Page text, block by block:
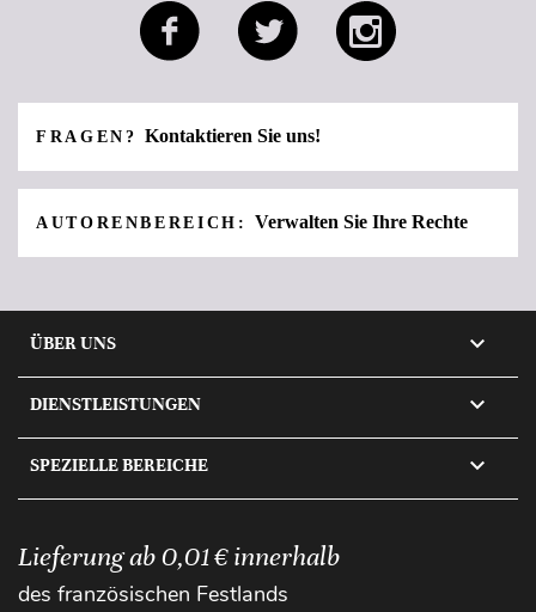
FRAGEN?Kontaktieren Sie uns!
AUTORENBEREICH:Verwalten Sie Ihre Rechte
ÜBER UNS 
DIENSTLEISTUNGEN 
SPEZIELLE BEREICHE 
Lieferung ab 0,01 € innerhalb
des französischen Festlands